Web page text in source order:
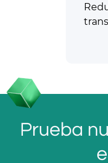
Prueba